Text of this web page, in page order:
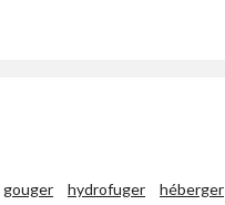
gouger hydrofuger héberger